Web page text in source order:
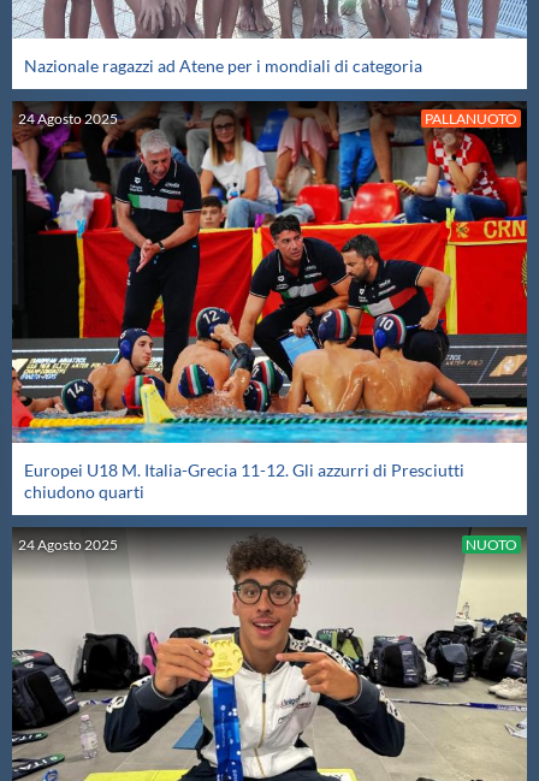
Nazionale ragazzi ad Atene per i mondiali di categoria
PALLANUOTO
24Agosto2025
Europei U18 M. Italia-Grecia 11-12. Gli azzurri di Presciutti
chiudono quarti
NUOTO
24Agosto2025